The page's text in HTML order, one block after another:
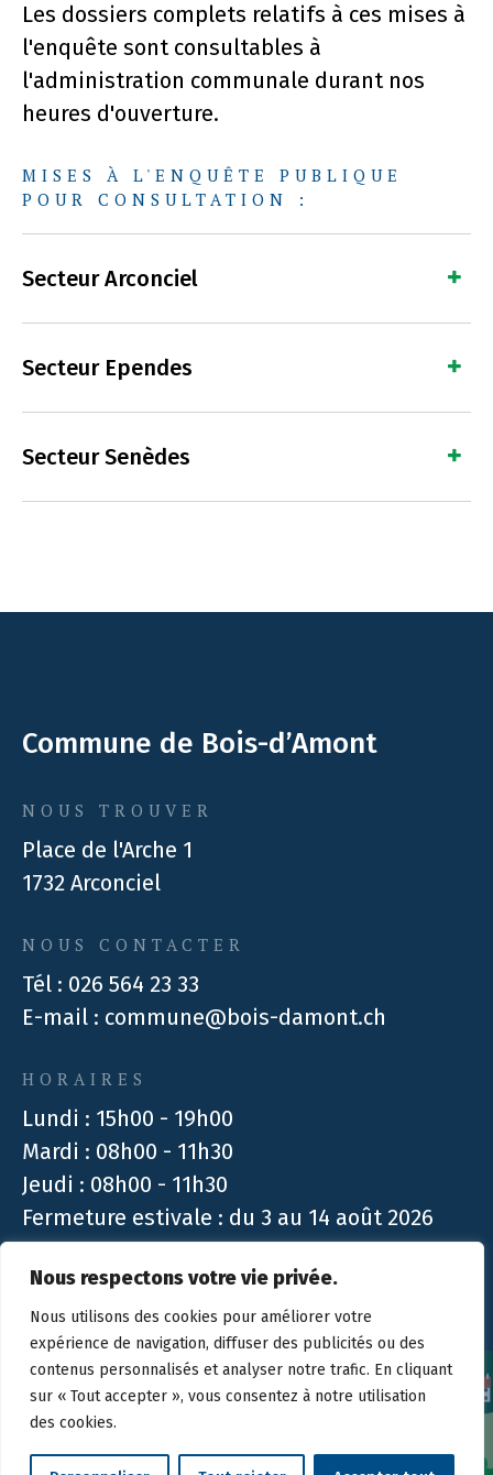
Nous respectons votre vie privée.
Nous utilisons des cookies pour améliorer votre
expérience de navigation, diffuser des publicités ou des
contenus personnalisés et analyser notre trafic. En cliquant
sur « Tout accepter », vous consentez à notre utilisation
des cookies.
Les dossiers complets relatifs à ces mises à
l'enquête sont consultables à
l'administration communale durant nos
heures d'ouverture.
MISES À L'ENQUÊTE PUBLIQUE
POUR CONSULTATION :
Secteur Arconciel
Secteur Ependes
Secteur Senèdes
Commune de Bois-d’Amont
NOUS TROUVER
Place de l'Arche 1
1732 Arconciel
NOUS CONTACTER
Tél : 026 564 23 33
E-mail : commune@bois-damont.ch
HORAIRES
Lundi : 15h00 - 19h00
Mardi : 08h00 - 11h30
Jeudi : 08h00 - 11h30
Fermeture estivale : du 3 au 14 août 2026
Design : Créambule Sàrl| Technique :Stimul